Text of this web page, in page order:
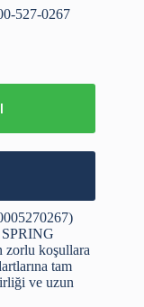
527-0267
zorlu koşullara
tam
ve uzun